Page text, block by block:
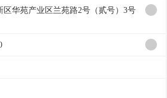
华苑产业区兰苑路2号（贰号）3号